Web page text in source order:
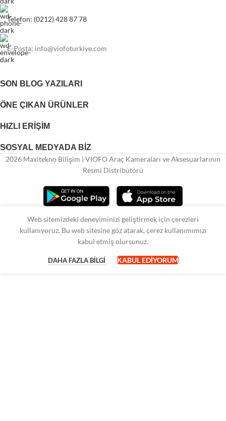
Telefon: (0212) 428 87 78
E-Posta: info@viofoturkiye.com
SON BLOG YAZILARI
ÖNE ÇIKAN ÜRÜNLER
HIZLI ERIŞIM
SOSYAL MEDYADA BIZ
2026 Maxitekno Bilişim | VIOFO Araç Kameraları ve Aksesuarlarının
Resmi Distribütörü
Web sitemizdeki deneyiminizi geliştirmek için çerezleri
kullanıyoruz. Bu web sitesine göz atarak, çerez kullanımımızı
kabul etmiş olursunuz.
DAHA FAZLA BILGI KABUL EDIYORUM